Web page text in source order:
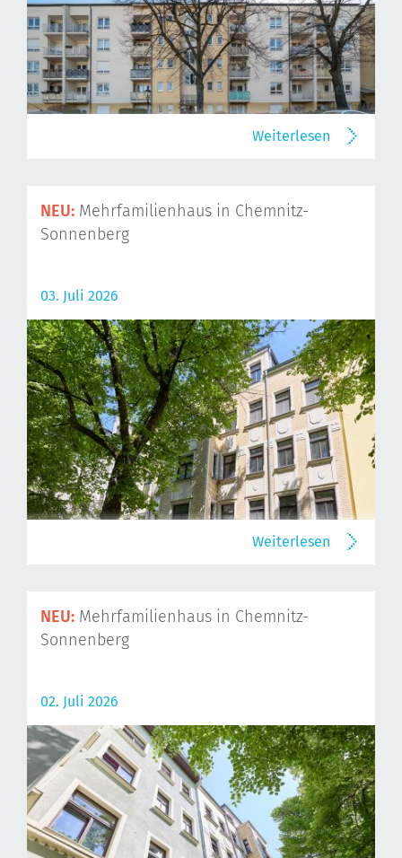
Weiterlesen
NEU: Mehrfamilienhaus in Chemnitz-
Sonnenberg
03. Juli 2026
Weiterlesen
NEU: Mehrfamilienhaus in Chemnitz-
Sonnenberg
02. Juli 2026